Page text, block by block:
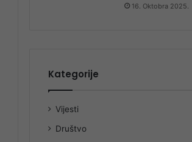
16. Oktobra 2025.
Kategorije
Vijesti
Društvo